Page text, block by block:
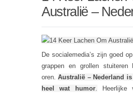
Australië –
De socialemedia’s zijn goed
grappen en grollen stuiteren
oren.Australië – Nederland
heel wat humor. Heerlijke